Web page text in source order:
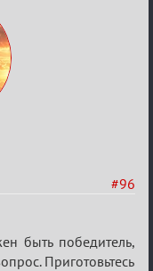
#96
быть победитель,
Приготовьтесь